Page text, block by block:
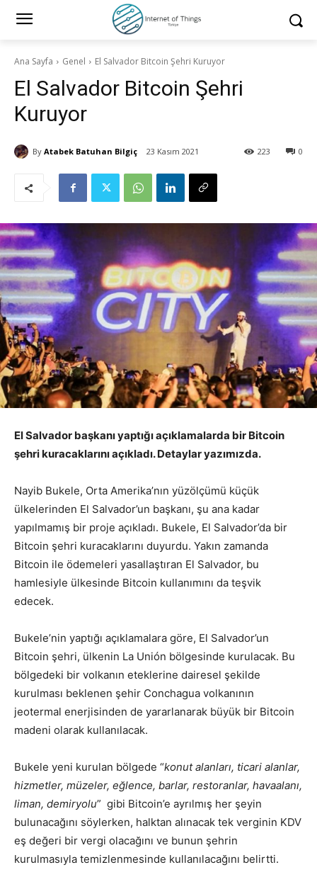
Ana Sayfa Genel El Salvador Bitcoin Şehri Kuruyor
El Salvador Bitcoin Şehri
Kuruyor
By Atabek Batuhan Bilgiç 23 Kasım 2021 0
223
El Salvador başkanı yaptığı açıklamalarda bir Bitcoin
şehri kuracaklarını açıkladı. Detaylar yazımızda.
Nayib Bukele, Orta Amerika’nın yüzölçümü küçük
ülkelerinden El Salvador’un başkanı, şu ana kadar
yapılmamış bir proje açıkladı. Bukele, El Salvador’da bir
Bitcoin şehri kuracaklarını duyurdu. Yakın zamanda
Bitcoin ile ödemeleri yasallaştıran El Salvador, bu
hamlesiyle ülkesinde Bitcoin kullanımını da teşvik
edecek.
Bukele’nin yaptığı açıklamalara göre, El Salvador’un
Bitcoin şehri, ülkenin La Unión bölgesinde kurulacak. Bu
bölgedeki bir volkanın eteklerine dairesel şekilde
kurulması beklenen şehir Conchagua volkanının
jeotermal enerjisinden de yararlanarak büyük bir Bitcoin
madeni olarak kullanılacak.
Bukele yeni kurulan bölgede “konut alanları, ticari alanlar,
hizmetler, müzeler, eğlence, barlar, restoranlar, havaalanı,
liman, demiryolu” gibi Bitcoin’e ayrılmış her şeyin
bulunacağını söylerken, halktan alınacak tek verginin KDV
eş değeri bir vergi olacağını ve bunun şehrin
kurulmasıyla temizlenmesinde kullanılacağını belirtti.